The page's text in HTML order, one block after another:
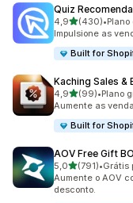
Quiz
4,9de 5 estrelas
(430)
430 avaliações
•
Impulsione as
Built for
Kaching Sales &
4,9de 5 estrelas
(99)
99 avaliações ao
•Plano
Aumente as
Built for
AOV Free Gift
5,0de 5 estrelas
(791)
791 avaliações ao
•Grátis
Aumente o AOV
desconto.